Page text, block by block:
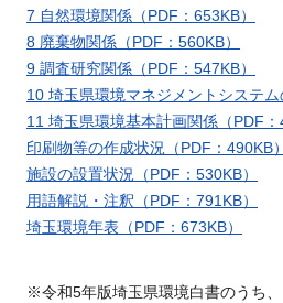
7 自然環境関係（PDF：653KB）
8 廃棄物関係（PDF：560KB）
9 調査研究関係（PDF：547KB）
10 埼玉県環境マネジメントシステム
11 埼玉県環境基本計画関係（PDF：
印刷物等の作成状況（PDF：490KB）
施設の設置状況（PDF：530KB）
用語解説・注釈（PDF：791KB）
埼玉環境年表（PDF：673KB）
※令和5年版埼玉県環境白書のうち